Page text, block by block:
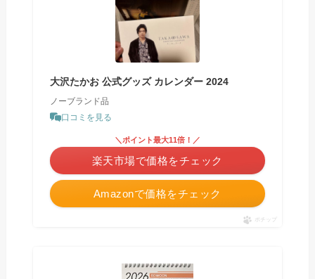
大沢たかお 公式グッズ カレンダー 2024
ノーブランド品
口コミを見る
Amazonで価格をチェック
＼ポイント最大11倍！／
楽天市場で価格をチェック
ポチップ